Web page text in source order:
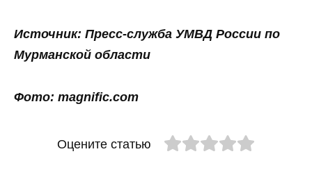
Источник: Пресс-служба УМВД России по
Мурманской области
Фото: magnific.com
Оцените статью